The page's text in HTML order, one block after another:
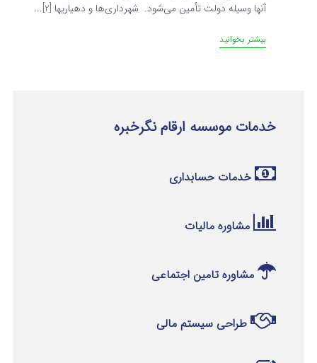
آنها وسیله دولت تأمین می‌شود. شهرداری‌ها و دهیاریها [2]...
بیشتر بخوانید
خدمات موسسه ارقام نگرخبره
خدمات حسابداری
مشاوره مالیات
مشاوره تامین اجتماعی
طراحی سیستم مالی